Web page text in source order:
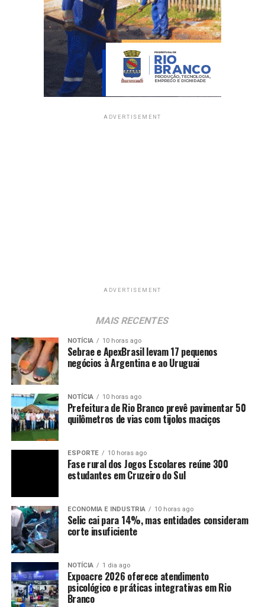
ADVERTISEMENT
ADVERTISEMENT
MAIS RECENTES
NOTÍCIA 10 horas ago
Sebrae e ApexBrasil levam 17 pequenos
negócios à Argentina e ao Uruguai
NOTÍCIA 10 horas ago
Prefeitura de Rio Branco prevê pavimentar 50
quilômetros de vias com tijolos maciços
ESPORTE 10 horas ago
Fase rural dos Jogos Escolares reúne 300
estudantes em Cruzeiro do Sul
ECONOMIA E INDUSTRIA 10 horas ago
Selic cai para 14%, mas entidades consideram
corte insuficiente
NOTÍCIA 1 dia ago
Expoacre 2026 oferece atendimento
psicológico e práticas integrativas em Rio
Branco